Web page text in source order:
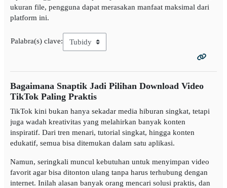
ukuran file, pengguna dapat merasakan manfaat maksimal dari
platform ini.
Palabra(s) clave:
Bagaimana Snaptik Jadi Pilihan Download Video
TikTok Paling Praktis
TikTok kini bukan hanya sekadar media hiburan singkat, tetapi
juga wadah kreativitas yang melahirkan banyak konten
inspiratif. Dari tren menari, tutorial singkat, hingga konten
edukatif, semua bisa ditemukan dalam satu aplikasi.
Namun, seringkali muncul kebutuhan untuk menyimpan video
favorit agar bisa ditonton ulang tanpa harus terhubung dengan
internet. Inilah alasan banyak orang mencari solusi praktis, dan